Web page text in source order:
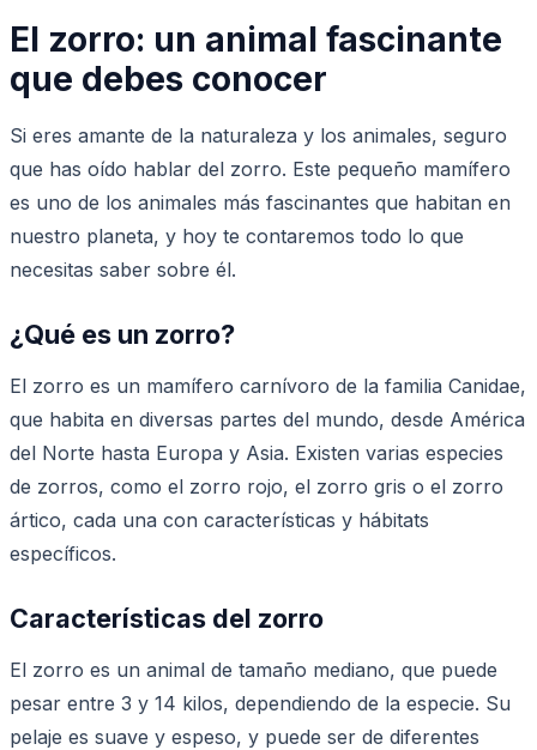
El zorro: un animal fascinante
que debes conocer
Si eres amante de la naturaleza y los animales, seguro
que has oído hablar del zorro. Este pequeño mamífero
es uno de los animales más fascinantes que habitan en
nuestro planeta, y hoy te contaremos todo lo que
necesitas saber sobre él.
¿Qué es un zorro?
El zorro es un mamífero carnívoro de la familia Canidae,
que habita en diversas partes del mundo, desde América
del Norte hasta Europa y Asia. Existen varias especies
de zorros, como el zorro rojo, el zorro gris o el zorro
ártico, cada una con características y hábitats
específicos.
Características del zorro
El zorro es un animal de tamaño mediano, que puede
pesar entre 3 y 14 kilos, dependiendo de la especie. Su
pelaje es suave y espeso, y puede ser de diferentes